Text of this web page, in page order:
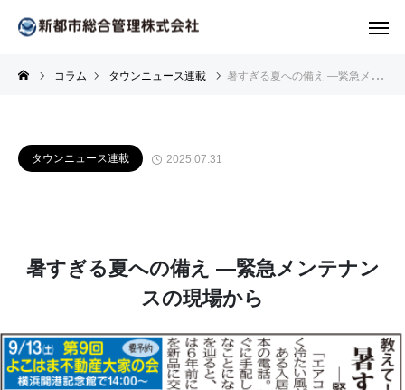
コラム タウンニュース連載 暑すぎる夏への備え —緊急メンテナンスの現場から
タウンニュース連載 2025.07.31
暑すぎる夏への備え —緊急メンテナン
スの現場から